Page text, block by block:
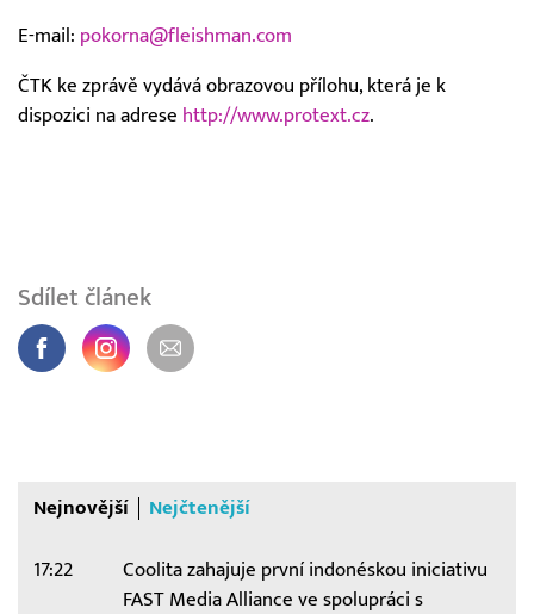
E-mail: pokorna@fleishman.com
ČTK ke zprávě vydává obrazovou přílohu, která je k
dispozici na adrese http://www.protext.cz.
Sdílet článek
Nejnovější Nejčtenější
17:22
Coolita zahajuje první indonéskou iniciativu
FAST Media Alliance ve spolupráci s